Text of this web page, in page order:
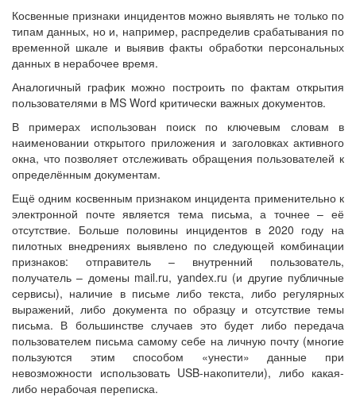
Косвенные признаки инцидентов можно выявлять не только по
типам данных, но и, например, распределив срабатывания по
временной шкале и выявив факты обработки персональных
данных в нерабочее время.
Аналогичный график можно построить по фактам открытия
пользователями в MS Word критически важных документов.
В примерах использован поиск по ключевым словам в
наименовании открытого приложения и заголовках активного
окна, что позволяет отслеживать обращения пользователей к
определённым документам.
Ещё одним косвенным признаком инцидента применительно к
электронной почте является тема письма, а точнее – её
отсутствие. Больше половины инцидентов в 2020 году на
пилотных внедрениях выявлено по следующей комбинации
признаков: отправитель – внутренний пользователь,
получатель – домены mail.ru, yandex.ru (и другие публичные
сервисы), наличие в письме либо текста, либо регулярных
выражений, либо документа по образцу и отсутствие темы
письма. В большинстве случаев это будет либо передача
пользователем письма самому себе на личную почту (многие
пользуются этим способом «унести» данные при
невозможности использовать USB-накопители), либо какая-
либо нерабочая переписка.